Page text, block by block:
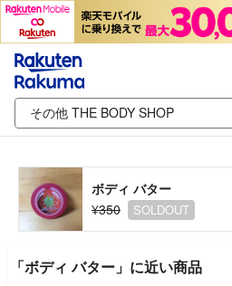
ボディ バター
¥350
SOLDOUT
「ボディ バター」に近い商品